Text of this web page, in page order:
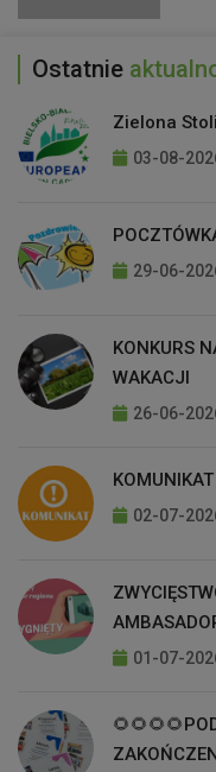
Ostatnie
Zielona
03-08-
29-06-
KONKURS
WAKACJI
26-06-
02-07-
01-07-